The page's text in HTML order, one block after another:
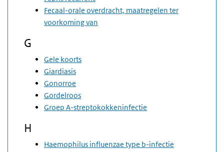
Fecaal-orale overdracht, maatregelen ter
voorkoming van
G
Gele koorts
Giardiasis
Gonorroe
Gordelroos
Groep A-streptokokkeninfectie
H
Haemophilus influenzae type b-infectie